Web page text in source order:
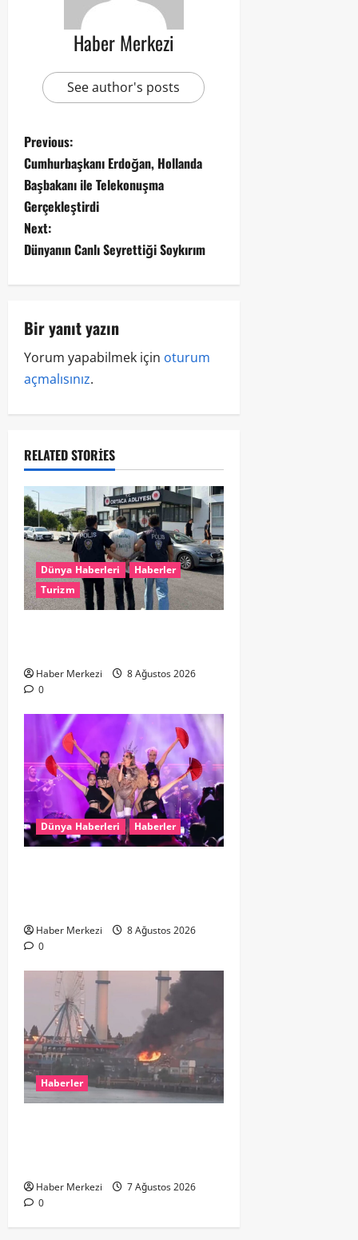
Haber Merkezi
See author's posts
Previous:
Cumhurbaşkanı Erdoğan, Hollanda
Başbakanı ile Telekonuşma
Gerçekleştirdi
Next:
Dünyanın Canlı Seyrettiği Soykırım
Bir yanıt yazın
Yorum yapabilmek için oturum
açmalısınız.
RELATED STORIES
Dünya Haberleri
Haberler
Turizm
Haber Merkezi
8 Ağustos 2026
0
Dünya Haberleri Haberler
Haber Merkezi
8 Ağustos 2026
0
Haberler
Haber Merkezi
7 Ağustos 2026
0